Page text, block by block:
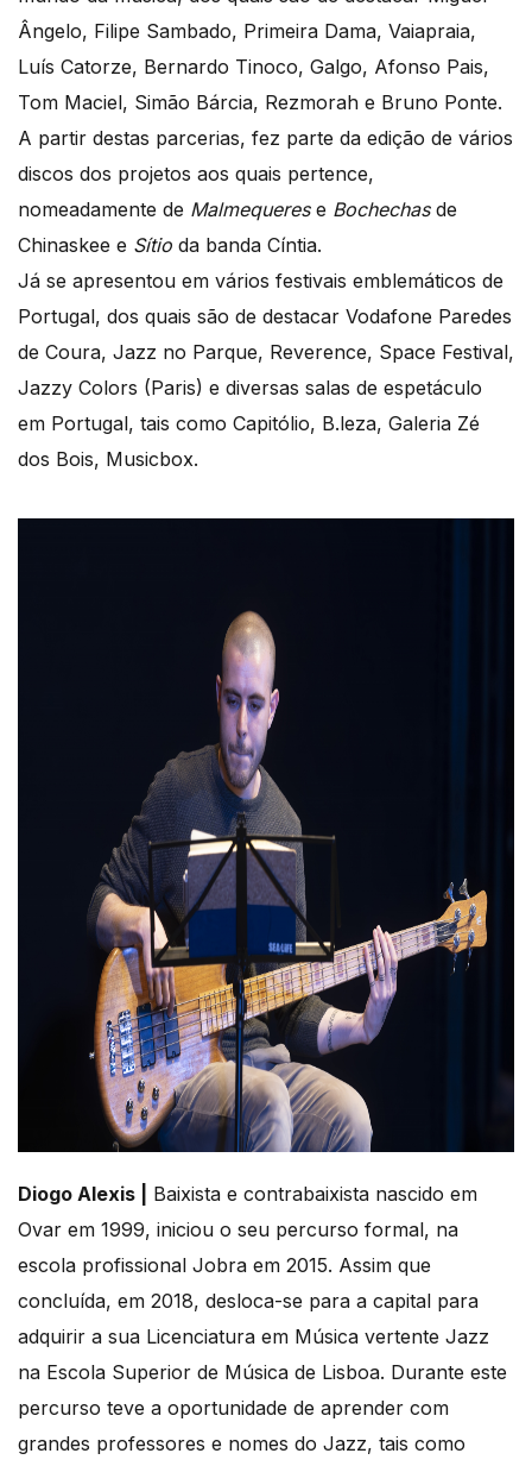
Ângelo, Filipe Sambado, Primeira Dama, Vaiapraia,
Luís Catorze, Bernardo Tinoco, Galgo, Afonso Pais,
Tom Maciel, Simão Bárcia, Rezmorah e Bruno Ponte.
A partir destas parcerias, fez parte da edição de vários
discos dos projetos aos quais pertence,
nomeadamente de Malmequerese Bochechasde
Chinaskee e Sítio da banda Cíntia.
Já se apresentou em vários festivais emblemáticos de
Portugal, dos quais são de destacar Vodafone Paredes
de Coura, Jazz no Parque, Reverence, Space Festival,
Jazzy Colors (Paris) e diversas salas de espetáculo
em Portugal, tais como Capitólio, B.leza, Galeria Zé
dos Bois, Musicbox.
Diogo Alexis |
Baixista e contrabaixista nascido em
Ovar em 1999, iniciou o seu percurso formal, na
escola profissional Jobra em 2015. Assim que
concluída, em 2018, desloca-se para a capital para
adquirir a sua Licenciatura em Música vertente Jazz
na Escola Superior de Música de Lisboa. Durante este
percurso teve a oportunidade de aprender com
grandes professores e nomes do Jazz, tais como